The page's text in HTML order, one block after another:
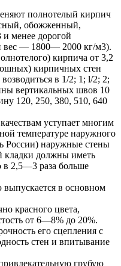
полнотелый кирпич
обожженный,
менее дорогой
вес — 1800— 2000 кг/м3).
кирпича от 3,2
кирпичных стен
в 1/2; 1; l/2; 2;
вертикальных швов 10
120, 250, 380, 510, 640
уступает многим
температуре наружного
России) наружные стены
кладки должны иметь
в 2,5—3 раза больше
в основном
красного цвета,
от 6—8% до 20%.
его сцепления с
стен и впитывание
грубую